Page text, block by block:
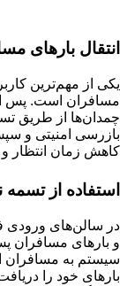
انتقال بارهای
یکی از مهم‌ترین
مسافران است. پس
چمدان‌ها از طریق
بازرسی امنیتی و
کاهش زمان انتظار
استفاده از تسمه
در سالن‌های ورودی
و بارهای مسافران
سیستم به مسافران
بارهای خود را